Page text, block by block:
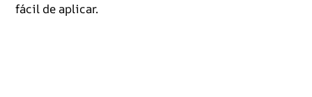
fácil de aplicar.